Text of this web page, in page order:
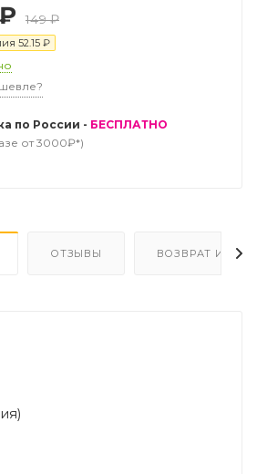
149₽
52.15 ₽
по России - БЕСПЛАТНО
от 3000₽*)
ОТЗЫВЫ ВОЗВРАТ И